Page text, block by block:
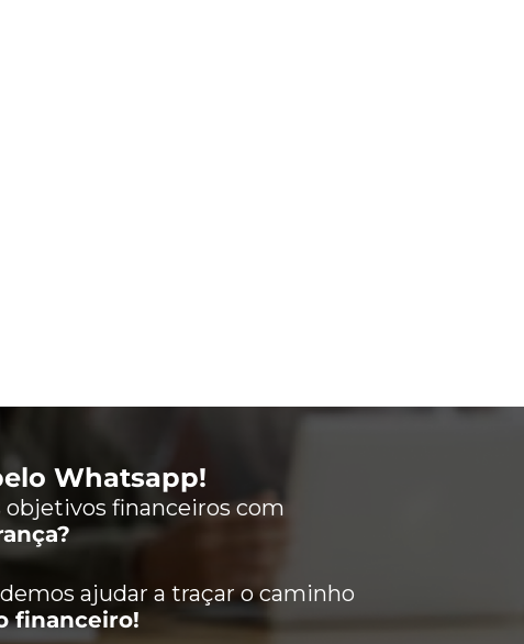
Whatsapp!
objetivos financeiros com
ajudar a traçar o caminho
financeiro!